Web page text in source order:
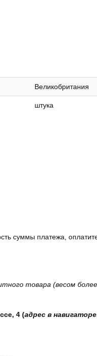
Великобритания
штука
суммы платежа,
товара (весом
4 (адрес в